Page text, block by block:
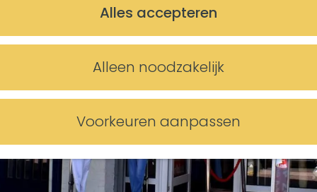
Alles accepteren
Alleen noodzakelijk
Voorkeuren aanpassen